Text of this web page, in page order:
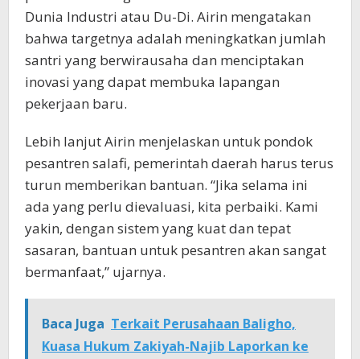
Dunia Industri atau Du-Di. Airin mengatakan
bahwa targetnya adalah meningkatkan jumlah
santri yang berwirausaha dan menciptakan
inovasi yang dapat membuka lapangan
pekerjaan baru.
Lebih lanjut Airin menjelaskan untuk pondok
pesantren salafi, pemerintah daerah harus terus
turun memberikan bantuan. “Jika selama ini
ada yang perlu dievaluasi, kita perbaiki. Kami
yakin, dengan sistem yang kuat dan tepat
sasaran, bantuan untuk pesantren akan sangat
bermanfaat,” ujarnya.
Baca Juga Terkait Perusahaan Baligho,
Kuasa Hukum Zakiyah-Najib Laporkan ke